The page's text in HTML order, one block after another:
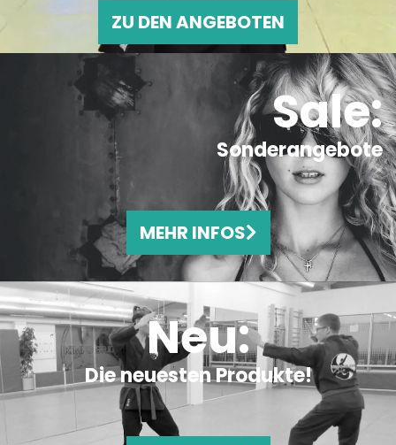
ZU DEN ANGEBOTEN
Sale:
Sonderangebote
MEHR INFOS
Neu:
Die neuesten Produkte!